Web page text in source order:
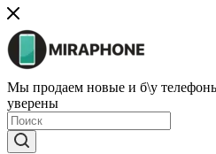
Мы продаем новые и б\у
уверены